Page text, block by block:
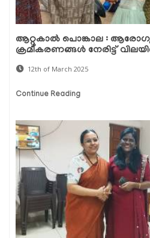
ആറ്റുകാൽ പൊങ്കാല :
ക്രമീകരണങ്ങൾ നേരിട്ട്
12th of March 2025
Continue Reading